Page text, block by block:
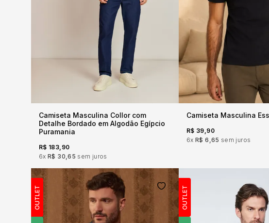
Camiseta Masculina Collor com
Detalhe Bordado em Algodão Egípcio
Puramania
R$ 183,90
6xR$ 30,65 sem juros
Camiseta Masculina
R$ 39,90
6xR$ 6,65 sem juros
OUTLET OUTLET